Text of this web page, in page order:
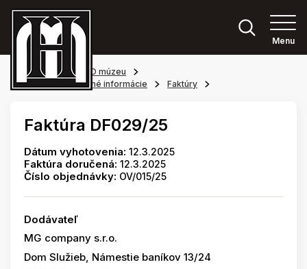
Menu
Hlavná stránka
O múzeu
Povinne zverejňované informácie
Faktúry
Faktúra DF029/25
Dátum vyhotovenia: 12.3.2025
Faktúra doručená: 12.3.2025
Číslo objednávky: OV/015/25
Dodávateľ
MG company s.r.o.
Dom Služieb, Námestie baníkov 13/24